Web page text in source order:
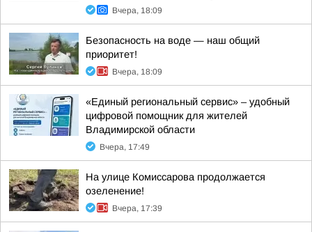
Вчера, 18:09
Безопасность на воде — наш общий
приоритет!
Вчера, 18:09
«Единый региональный сервис» – удобный
цифровой помощник для жителей
Владимирской области
Вчера, 17:49
На улице Комиссарова продолжается
озеленение!
Вчера, 17:39